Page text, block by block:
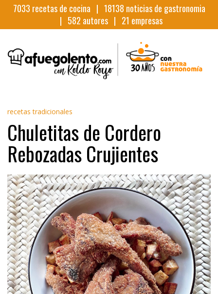
7033 recetas de cocina | 18138 noticias de gastronomia
| 582 autores | 21 empresas
recetas tradicionales
Chuletitas de Cordero
Rebozadas Crujientes